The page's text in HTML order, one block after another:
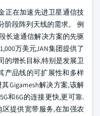
正在加速先进卫星通信技
阶段阵列天线的需求。 例
长途通信解决方案的先驱
万美元,IAN集团提供了
的增长目标,特别是发展卫
产品线的可扩展性和多样
Gigamesh解决方案,该解
和6G的连接更快,更可靠.
提供宽带服务,在加强农